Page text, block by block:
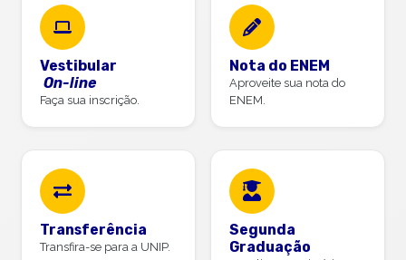
Vestibular
On-line
Faça sua inscrição.
Nota do ENEM
Aproveite sua nota do
ENEM.
Transferência
Transfira-se para a UNIP.
Segunda
Graduação